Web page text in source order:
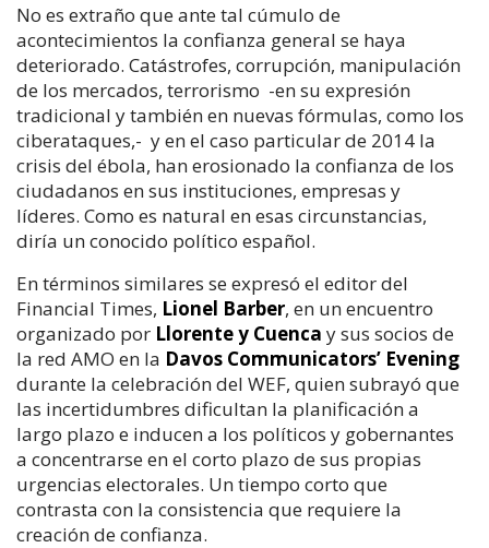
No es extraño que ante tal cúmulo de
acontecimientos la confianza general se haya
deteriorado. Catástrofes, corrupción, manipulación
de los mercados, terrorismo -en su expresión
tradicional y también en nuevas fórmulas, como los
ciberataques,- y en el caso particular de 2014 la
crisis del ébola, han erosionado la confianza de los
ciudadanos en sus instituciones, empresas y
líderes. Como es natural en esas circunstancias,
diría un conocido político español.
En términos similares se expresó el editor del
Financial Times, Lionel Barber, en un encuentro
organizado por Llorente y Cuenca y sus socios de
la red AMO en la Davos Communicators’ Evening
durante la celebración del WEF, quien subrayó que
las incertidumbres dificultan la planificación a
largo plazo e inducen a los políticos y gobernantes
a concentrarse en el corto plazo de sus propias
urgencias electorales. Un tiempo corto que
contrasta con la consistencia que requiere la
creación de confianza.